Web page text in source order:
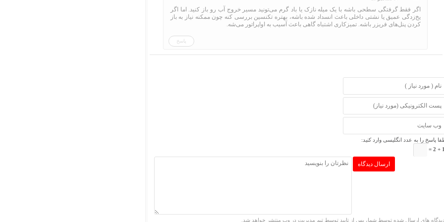
اگر فقط گرفتگی سطحی باشه با یک میله نازک یا باد گرم می‌تونید مسیر خروج آب رو باز کنید. اما اگر
یخ‌زدگی عمیق یا نشتی داخلی باعث انسداد شده باشه، بهتره تکنسین بررسی کنه چون ممکنه نیاز به باز
کردن پنل‌های فریزر باشه. تمیزکاری اشتباه گاهی باعث آسیب به اواپراتور می‌شه.
پاسخ
پاسخ را به عدد انگلیسی وارد کنید:
دیدگاه های ارسال شده توسط شما، پس از تایید توسط تیم مدیریت در وب منتشر خواهد شد.